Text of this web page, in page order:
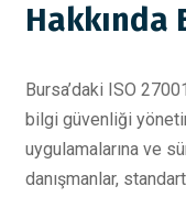
Hakkında
Bursa’daki ISO
bilgi güvenliği
uygulamalarına ve
danışmanlar,